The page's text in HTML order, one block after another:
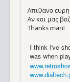
Απιθανο
Αν και μας
Thanks man!
I think I've
was when